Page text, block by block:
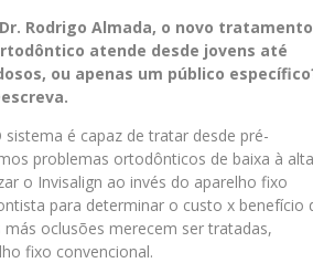
Rodrigo Almada, o novo tratamento
atende desde jovens até
ou apenas um público
sistema é capaz de tratar desde pré-
problemas ortodônticos de baixa à alta
o Invisalign ao invés do aparelho fixo
para determinar o custo x benefício
oclusões merecem ser tratadas,
fixo convencional.